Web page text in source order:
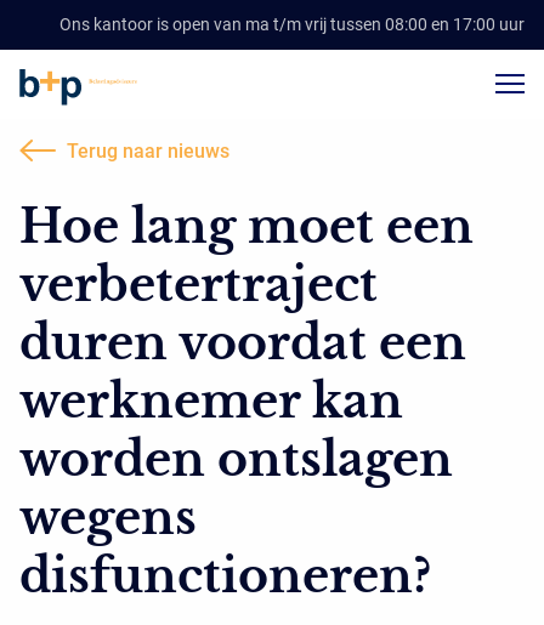
Ons kantoor is open van ma t/m vrij tussen 08:00 en 17:00 uur
Terug naar nieuws
Hoe lang moet een
verbetertraject
duren voordat een
werknemer kan
worden ontslagen
wegens
disfunctioneren?